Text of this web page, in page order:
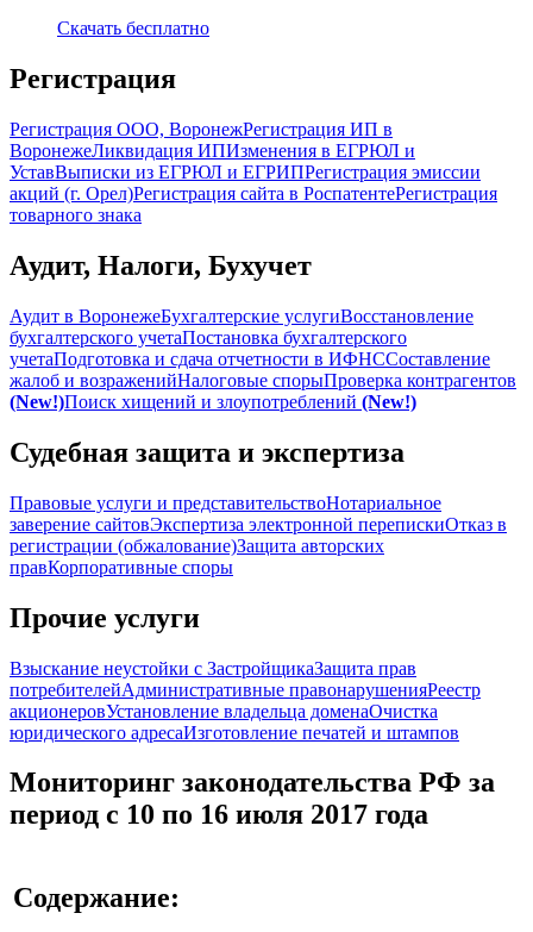
Скачать бесплатно
Регистрация
Регистрация ООО, ВоронежРегистрация ИП в
ВоронежеЛиквидация ИПИзменения в ЕГРЮЛ и
УставВыписки из ЕГРЮЛ и ЕГРИПРегистрация эмиссии
акций (г. Орел)Регистрация сайта в РоспатентеРегистрация
товарного знака
Аудит, Налоги, Бухучет
Аудит в ВоронежеБухгалтерские услугиВосстановление
бухгалтерского учетаПостановка бухгалтерского
учетаПодготовка и сдача отчетности в ИФНССоставление
жалоб и возраженийНалоговые спорыПроверка контрагентов
(New!)Поиск хищений и злоупотреблений (New!)
Судебная защита и экспертиза
Правовые услуги и представительствоНотариальное
заверение сайтовЭкспертиза электронной перепискиОтказ в
регистрации (обжалование)Защита авторских
правКорпоративные споры
Прочие услуги
Взыскание неустойки с ЗастройщикаЗащита прав
потребителейАдминистративные правонарушенияРеестр
акционеровУстановление владельца доменаОчистка
юридического адресаИзготовление печатей и штампов
Мониторинг законодательства РФ за
период с 10 по 16 июля 2017 года
Содержание: